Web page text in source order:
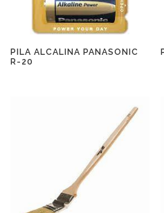
PILA ALCALINA PANASONIC
R-20